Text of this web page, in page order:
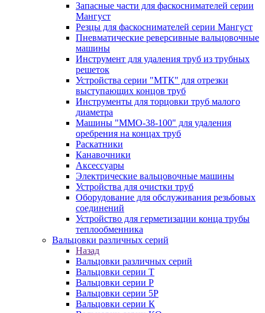
Запасные части для фаскоснимателей серии
Мангуст
Резцы для фаскоснимателей серии Мангуст
Пневматические реверсивные вальцовочные
машины
Инструмент для удаления труб из трубных
решеток
Устройства серии "МТК" для отрезки
выступающих концов труб
Инструменты для торцовки труб малого
диаметра
Машины "ММО-38-100" для удаления
оребрения на концах труб
Раскатники
Канавочники
Аксессуары
Электрические вальцовочные машины
Устройства для очистки труб
Оборудование для обслуживания резьбовых
соединений
Устройство для герметизации конца трубы
теплообменника
Вальцовки различных серий
Назад
Вальцовки различных серий
Вальцовки серии Т
Вальцовки серии Р
Вальцовки серии 5Р
Вальцовки серии К